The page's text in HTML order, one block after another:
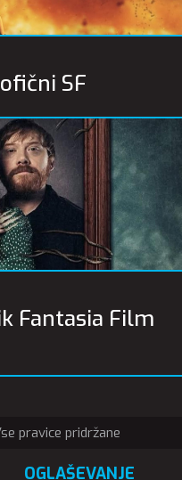
SF
Fantasia Film
pravice pridržane
OGLAŠEVANJE